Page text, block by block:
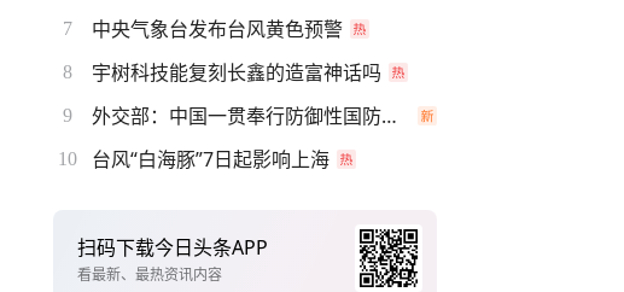
7 中央气象台发布台风黄色预警
8 宇树科技能复刻长鑫的造富神话吗
9 外交部：中国一贯奉行防御性国防政策
10 台风“白海豚”7日起影响上海
扫码下载今日头条APP
看最新、最热资讯内容